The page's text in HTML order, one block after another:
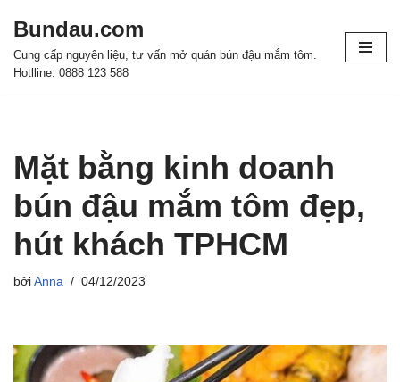
Chuyển
tới
Bundau.com
Cung cấp nguyên liệu, tư vấn mở quán bún đậu mắm tôm.
Hotlline: 0888 123 588
Mặt bằng kinh doanh
bún đậu mắm tôm đẹp,
hút khách TPHCM
bởi Anna 04/12/2023